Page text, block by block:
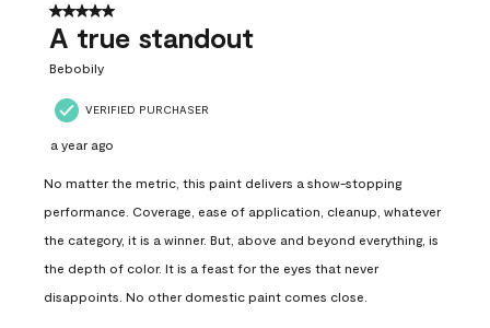
5 out of 5 stars.
A true standout
Bebobily
VERIFIED PURCHASER
a year ago
No matter the metric, this paint delivers a show-stopping
performance. Coverage, ease of application, cleanup, whatever
the category, it is a winner. But, above and beyond everything, is
the depth of color. It is a feast for the eyes that never
disappoints. No other domestic paint comes close.